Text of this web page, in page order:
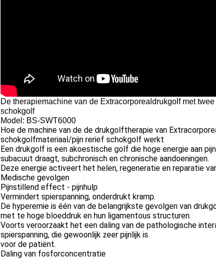
De therapiemachine van de Extracorporealdrukgolf met
schokgolf
Model: BS-SWT6000
Hoe de machine van de de drukgolftherapie van
schokgolfmateriaal/pijn rerief schokgolf werkt
Een drukgolf is een akoestische golf die hoge energie aan
subacuut draagt, subchronisch en chronische aandoeningen.
Deze energie activeert het helen, regeneratie en reparatie
Medische gevolgen
Pijnstillend effect - pijnhulp
Vermindert spierspanning, onderdrukt kramp.
De hyperemie is één van de belangrijkste gevolgen van
met te hoge bloeddruk en hun ligamentous structuren.
Voorts veroorzaakt het een daling van de pathologische
spierspanning, die gewoonlijk zeer pijnlijk is
voor de patiënt.
Daling van fosforconcentratie